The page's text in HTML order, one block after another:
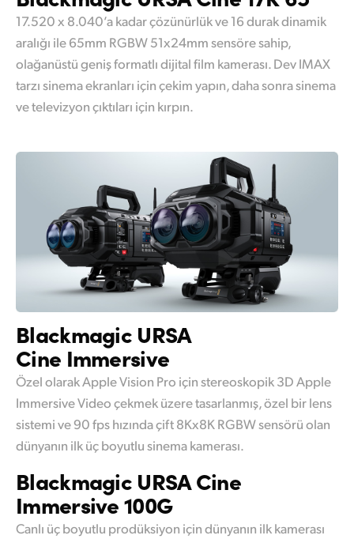
17.520 x 8.040’a kadar çözünürlük ve 16 durak dinamik
aralığı ile 65mm RGBW 51x24mm sensöre sahip,
olağanüstü geniş formatlı dijital film kamerası. Dev IMAX
tarzı sinema ekranları için çekim yapın, daha sonra sinema
ve televizyon çıktıları için kırpın.
Blackmagic URSA
Cine Immersive
Özel olarak Apple Vision Pro için stereoskopik 3D Apple
Immersive Video çekmek üzere tasarlanmış, özel bir lens
sistemi ve 90 fps hızında çift 8Kx8K RGBW sensörü olan
dünyanın ilk üç boyutlu sinema kamerası.
Blackmagic URSACine
Immersive 100G
Canlı üç boyutlu prodüksiyon için dünyanın ilk kamerası